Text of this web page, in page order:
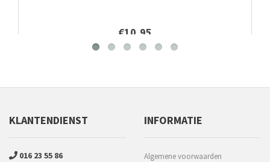
€10,95
KLANTENDIENST
016 23 55 86
INFORMATIE
Algemene voorwaarden